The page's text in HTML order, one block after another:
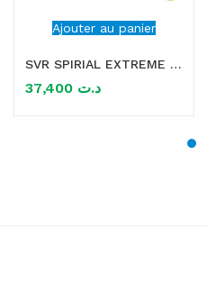
Ajouter au panier
SVR SPIRIAL EXTREME 20ML
د.ت